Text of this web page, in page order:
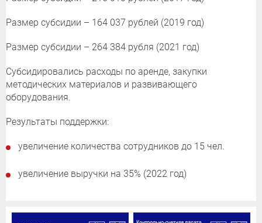
Размер субсидии – 164 037 рублей (2019 год)
Размер субсидии – 264 384 рубля (2021 год)
Субсидировались расходы по аренде, закупки
методических материалов и развивающего
оборудования.
Результаты поддержки:
увеличение количества сотрудников до 15 чел.
увеличение выручки на 35% (2022 год)